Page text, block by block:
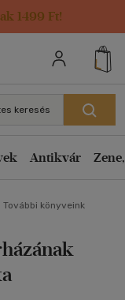
1499 Ft!
keresés
Antikvár
További könyveink